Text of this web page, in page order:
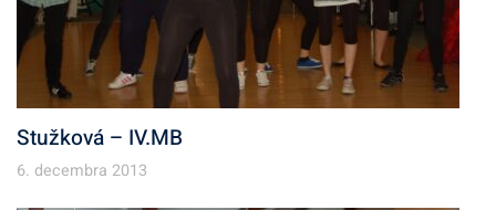
Stužková – IV.MB
6. decembra 2013